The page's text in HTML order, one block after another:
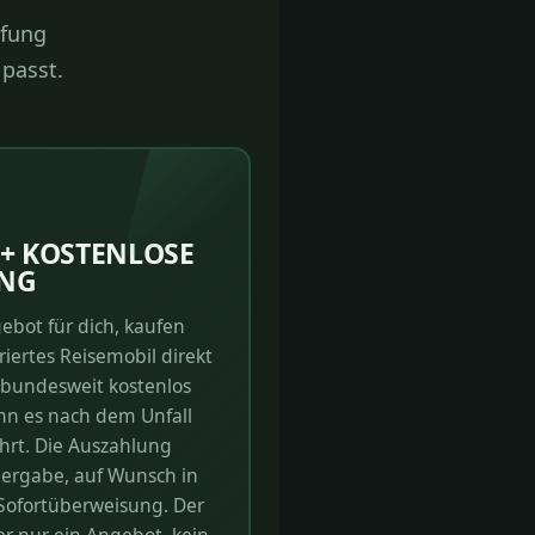
KOSTENLOSE
für dich, kaufen
Reisemobil direkt
kostenlos
es nach dem Unfall
Die Auszahlung
auf Wunsch in
Der